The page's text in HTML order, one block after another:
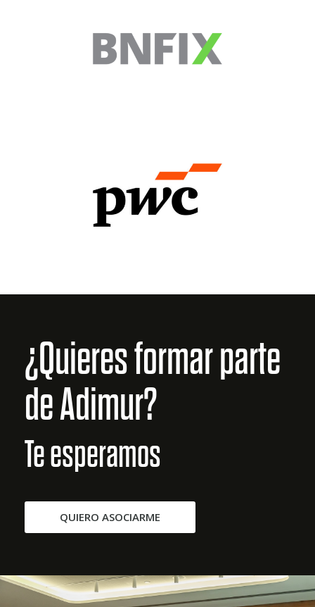
¿Quieres formar parte
de Adimur?
Te esperamos
QUIERO ASOCIARME